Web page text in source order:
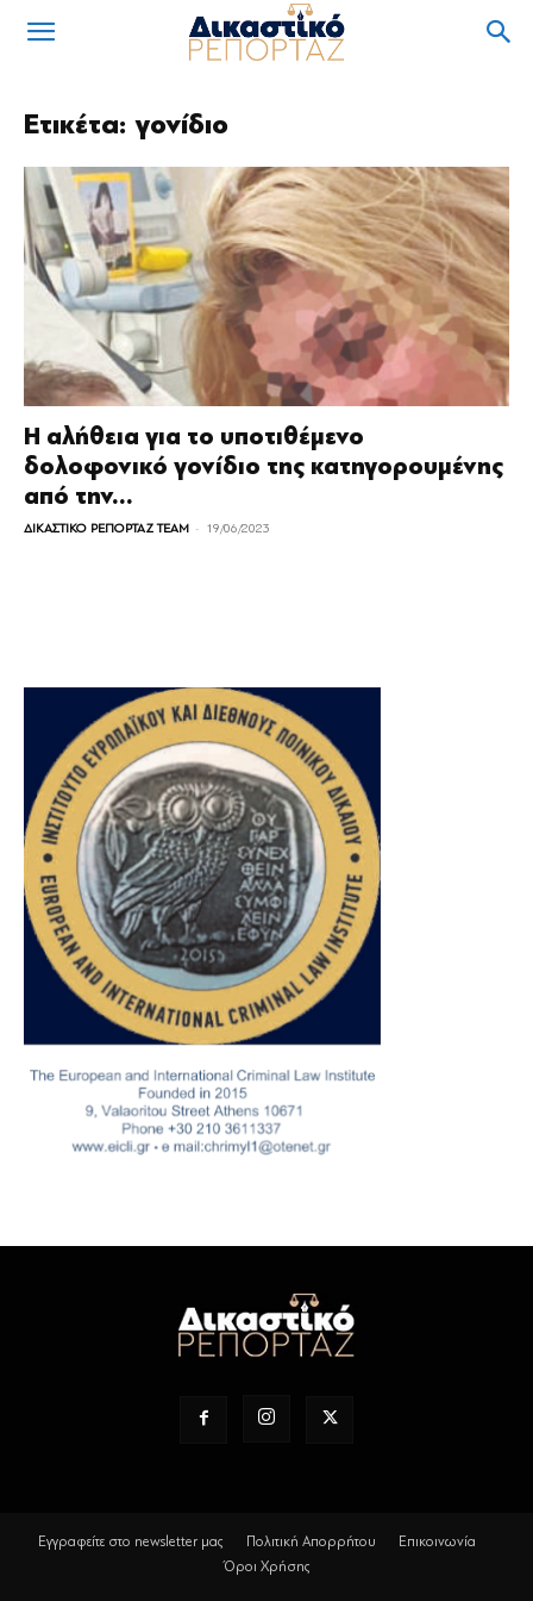
Ετικέτα: γονίδιο
Η αλήθεια για το υποτιθέμενο
δολοφονικό γονίδιο της κατηγορουμένης
από την...
ΔΙΚΑΣΤΙΚΟ ΡΕΠΟΡΤΑΖ TEAM - 19/06/2023
Εγγραφείτε στο newsletter μας Πολιτική Απορρήτου
Επικοινωνία
Όροι Χρήσης